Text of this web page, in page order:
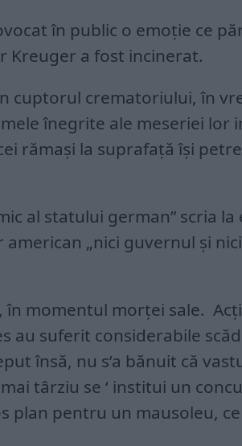
în public o emoţie ce
Kreuger a fost incinerat.
cuptorul crematoriului, în
înegrite ale meseriei lor
rămaşi la suprafaţă îşi
al statului german” scria la
„nici guvernul şi
în momentul morţei sale.
au suferit considerabile
însă, nu s’a bănuit că
târziu se ‘ institui un
plan pentru un mausoleu,